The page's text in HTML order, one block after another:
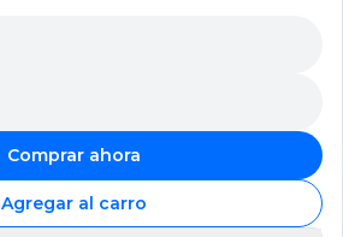
Comprar ahora
Agregar al carro